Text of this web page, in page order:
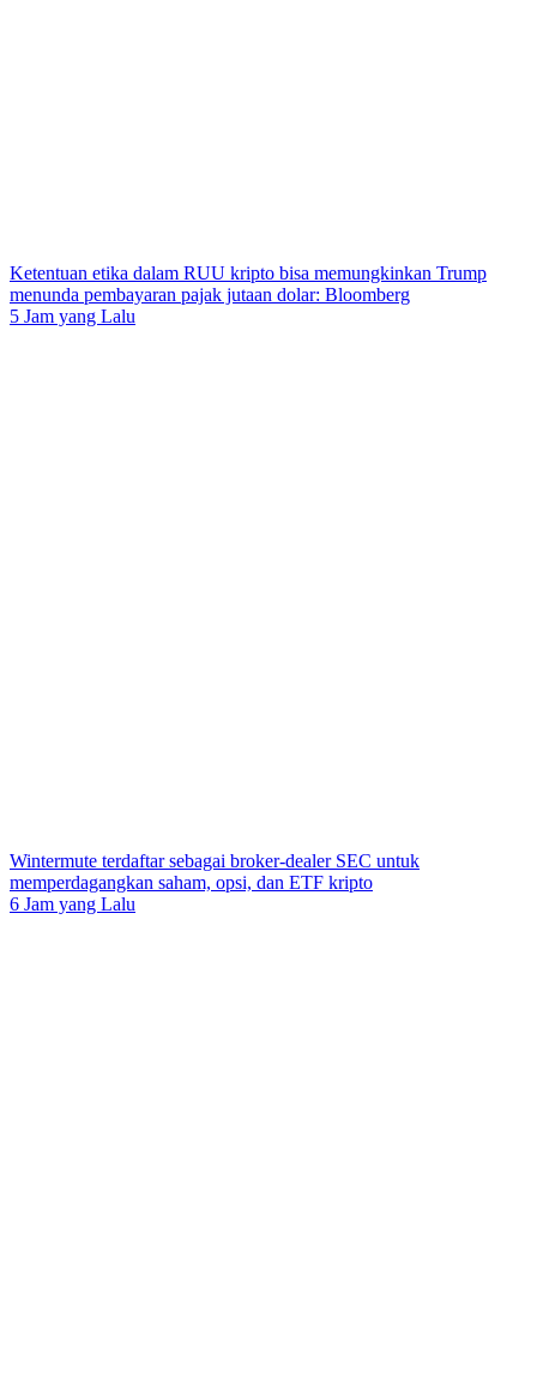
Ketentuan etika dalam RUU kripto bisa memungkinkan Trump
menunda pembayaran pajak jutaan dolar: Bloomberg
5 Jam yang Lalu
Wintermute terdaftar sebagai broker-dealer SEC untuk
memperdagangkan saham, opsi, dan ETF kripto
6 Jam yang Lalu